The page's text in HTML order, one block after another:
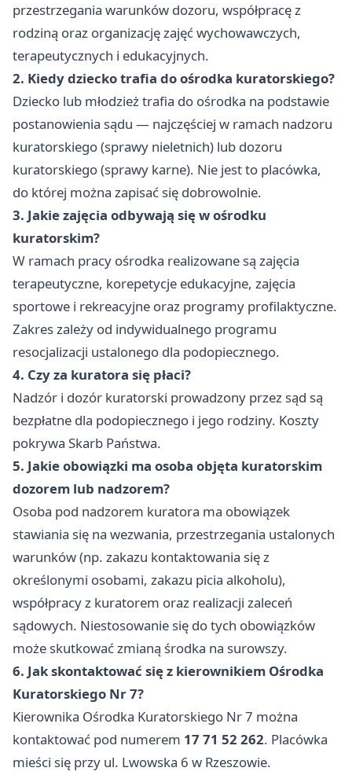
przestrzegania warunków dozoru, współpracę z
rodziną oraz organizację zajęć wychowawczych,
terapeutycznych i edukacyjnych.
2. Kiedy dziecko trafia do ośrodka kuratorskiego?
Dziecko lub młodzież trafia do ośrodka na podstawie
postanowienia sądu — najczęściej w ramach nadzoru
kuratorskiego (sprawy nieletnich) lub dozoru
kuratorskiego (sprawy karne). Nie jest to placówka,
do której można zapisać się dobrowolnie.
3. Jakie zajęcia odbywają się w ośrodku
kuratorskim?
W ramach pracy ośrodka realizowane są zajęcia
terapeutyczne, korepetycje edukacyjne, zajęcia
sportowe i rekreacyjne oraz programy profilaktyczne.
Zakres zależy od indywidualnego programu
resocjalizacji ustalonego dla podopiecznego.
4. Czy za kuratora się płaci?
Nadzór i dozór kuratorski prowadzony przez sąd są
bezpłatne dla podopiecznego i jego rodziny. Koszty
pokrywa Skarb Państwa.
5. Jakie obowiązki ma osoba objęta kuratorskim
dozorem lub nadzorem?
Osoba pod nadzorem kuratora ma obowiązek
stawiania się na wezwania, przestrzegania ustalonych
warunków (np. zakazu kontaktowania się z
określonymi osobami, zakazu picia alkoholu),
współpracy z kuratorem oraz realizacji zaleceń
sądowych. Niestosowanie się do tych obowiązków
może skutkować zmianą środka na surowszy.
6. Jak skontaktować się z kierownikiem Ośrodka
Kuratorskiego Nr 7?
Kierownika Ośrodka Kuratorskiego Nr 7 można
kontaktować pod numerem 17 71 52 262. Placówka
mieści się przy ul. Lwowska 6 w Rzeszowie.